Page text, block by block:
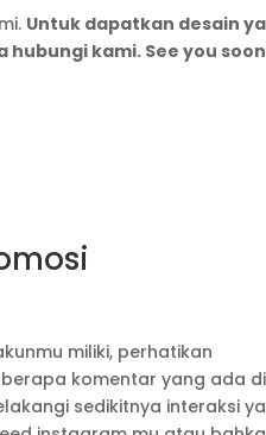
Untuk dapatkan desain
kami. See you
miliki, perhatikan
komentar yang ada di
sedikitnya interaksi